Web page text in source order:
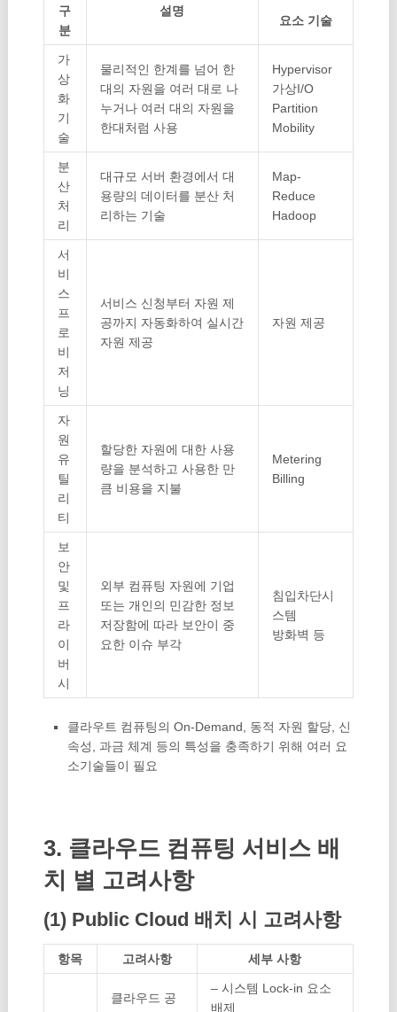
구
분
설명
요소 기술
가
상
화
기
술
물리적인 한계를 넘어 한
대의 자원을 여러 대로 나
누거나 여러 대의 자원을
한대처럼 사용
Hypervisor
가상I/O
Partition
Mobility
분
산
처
리
대규모 서버 환경에서 대
용량의 데이터를 분산 처
리하는 기술
Map-
Reduce
Hadoop
서
비
스
프
로
비
저
닝
서비스 신청부터 자원 제
공까지 자동화하여 실시간
자원 제공
자원 제공
자
원
유
틸
리
티
할당한 자원에 대한 사용
량을 분석하고 사용한 만
큼 비용을 지불
Metering
Billing
보
안
및
프
라
이
버
시
외부 컴퓨팅 자원에 기업
또는 개인의 민감한 정보
저장함에 따라 보안이 중
요한 이슈 부각
침입차단시
스템
방화벽 등
클라우트 컴퓨팅의 On-Demand, 동적 자원 할당, 신
속성, 과금 체계 등의 특성을 충족하기 위해 여러 요
소기술들이 필요
3. 클라우드 컴퓨팅 서비스 배
치 별 고려사항
(1) Public Cloud 배치 시 고려사항
항목 고려사항 세부 사항
클라우드 공
– 시스템 Lock-in 요소
배제